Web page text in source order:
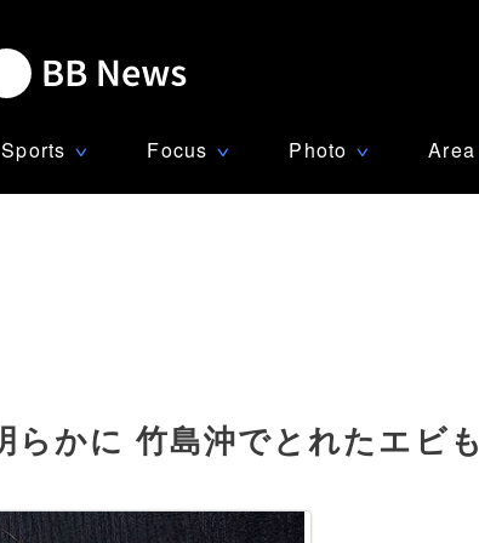
Sports ∨ Focus ∨ Photo ∨ Area
らかに 竹島沖でとれたエビも